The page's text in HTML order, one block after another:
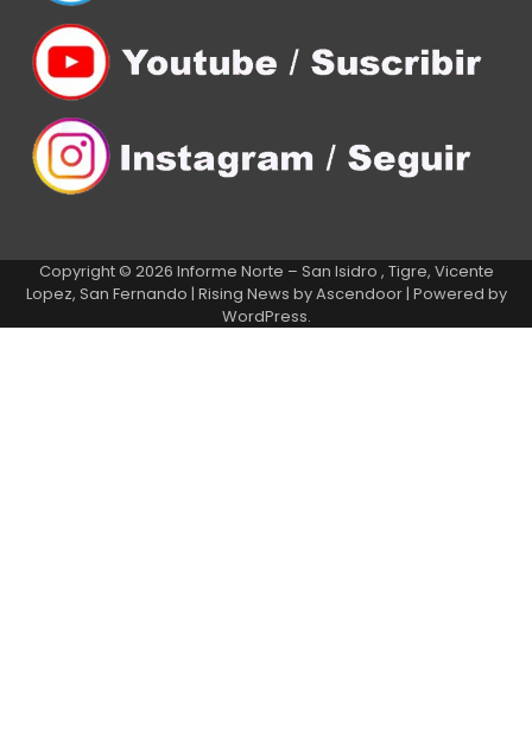
Copyright © 2026 Informe Norte – San Isidro , Tigre, Vicente
Lopez, San Fernando | Rising News byAscendoor| Powered by
WordPress.